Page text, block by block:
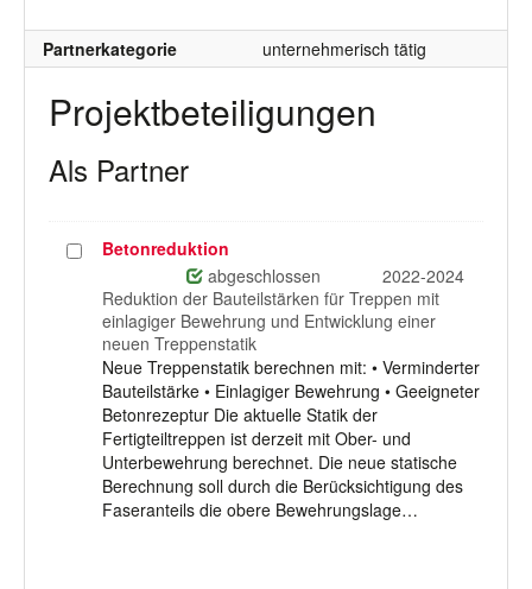
Partnerkategorie unternehmerisch tätig
Projektbeteiligungen
Als Partner
ProjektBetonreduktion
abgeschlossen
2022-2024
Reduktion der Bauteilstärken für Treppen mit
einlagiger Bewehrung und Entwicklung einer
neuen Treppenstatik
Neue Treppenstatik berechnen mit: • Verminderter
Bauteilstärke • Einlagiger Bewehrung • Geeigneter
Betonrezeptur Die aktuelle Statik der
Fertigteiltreppen ist derzeit mit Ober- und
Unterbewehrung berechnet. Die neue statische
Berechnung soll durch die Berücksichtigung des
Faseranteils die obere Bewehrungslage…